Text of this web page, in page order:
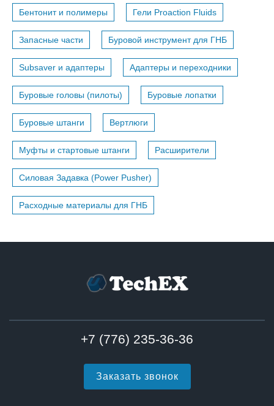
Бентонит и полимеры Гели Proaction Fluids
Запасные части Буровой инструмент для ГНБ
Subsaver и адаптеры Адаптеры и переходники
Буровые головы (пилоты) Буровые лопатки
Буровые штанги Вертлюги
Муфты и стартовые штанги Расширители
Силовая Задавка (Power Pusher)
Расходные материалы для ГНБ
+7 (776) 235-36-36
Заказать звонок